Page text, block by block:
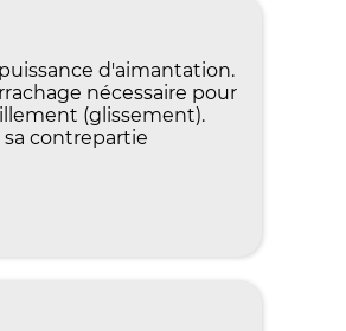
d'aimantation.
nécessaire pour
(glissement).
contrepartie